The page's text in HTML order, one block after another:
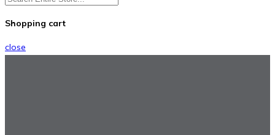
Shopping cart
close